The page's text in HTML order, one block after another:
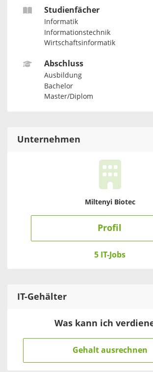
Studienfächer
Informatik
Informationstechnik
Wirtschaftsinformatik
Abschluss
Ausbildung
Bachelor
Master/Diplom
Unternehmen
Miltenyi Biotec
Profil
5 IT-Jobs
IT-Gehälter
Was kann ich
Gehalt ausrechnen